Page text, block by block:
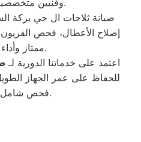
وفنيين متخصصين لضمان الجودة.
صيانة ثلاجات ال جي بركة
إصلاح الأعطال، فحص
ممتاز وأداء طويل الأمد.
اعتمد على خدماتنا الدورية لـ
للحفاظ على عمر الجهاز
فحص شامل لكل مكوناته.